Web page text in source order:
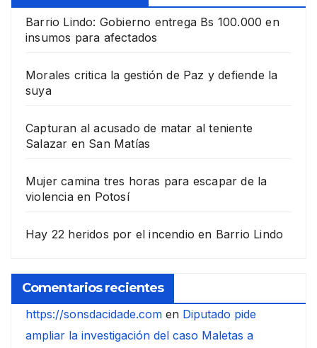
Barrio Lindo: Gobierno entrega Bs 100.000 en
insumos para afectados
Morales critica la gestión de Paz y defiende la
suya
Capturan al acusado de matar al teniente
Salazar en San Matías
Mujer camina tres horas para escapar de la
violencia en Potosí
Hay 22 heridos por el incendio en Barrio Lindo
Comentarios recientes
https://sonsdacidade.com en Diputado pide
ampliar la investigación del caso Maletas a